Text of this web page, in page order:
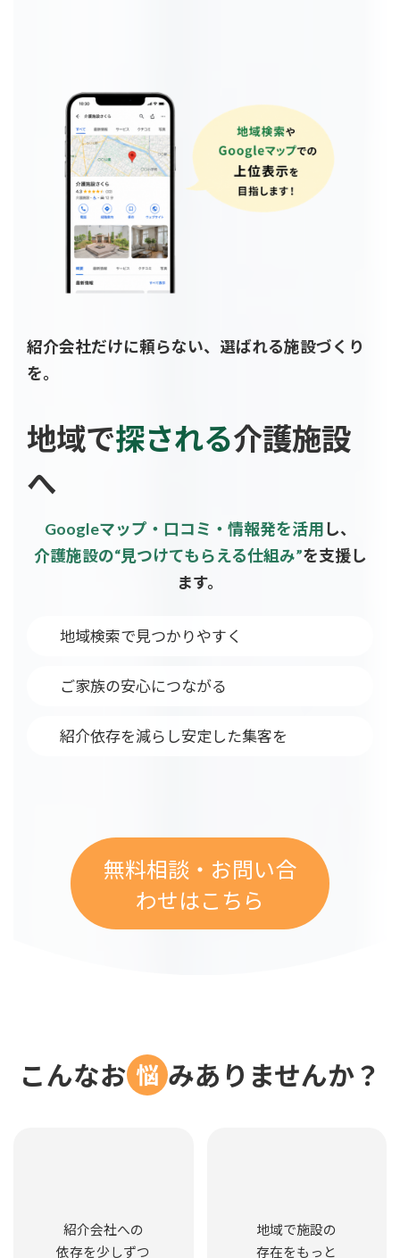
紹介会社だけに頼らない、選ばれる施設づくり
を。
地域で探される介護施設
へ
Googleマップ・口コミ・情報発を活用し、
介護施設の“見つけてもらえる仕組み”を支援し
ます。
地域検索で見つかりやすく
ご家族の安心につながる
紹介依存を減らし安定した集客を
無料相談・お問い合
わせはこちら
こんなお 悩 みありませんか？
紹介会社への
依存を少しずつ
地域で施設の
存在をもっと